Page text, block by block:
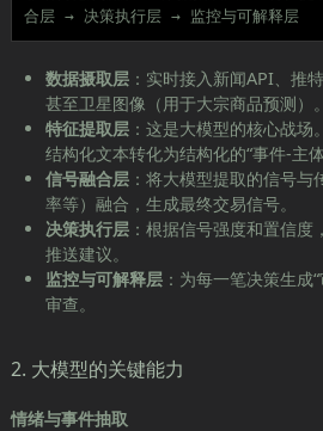
合层 → 决策执行层 → 监控与可解释层
数据摄取层：实时接入新闻API、推
甚至卫星图像（用于大宗商品预测）。
特征提取层：这是大模型的核心战场
结构化文本转化为结构化的“事件-主
信号融合层：将大模型提取的信号与
率等）融合，生成最终交易信号。
决策执行层：根据信号强度和置信度
推送建议。
监控与可解释层：为每一笔决策生成
审查。
2. 大模型的关键能力
情绪与事件抽取